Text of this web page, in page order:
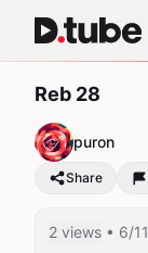
Reb 28
puron
Share
2 views • 6/